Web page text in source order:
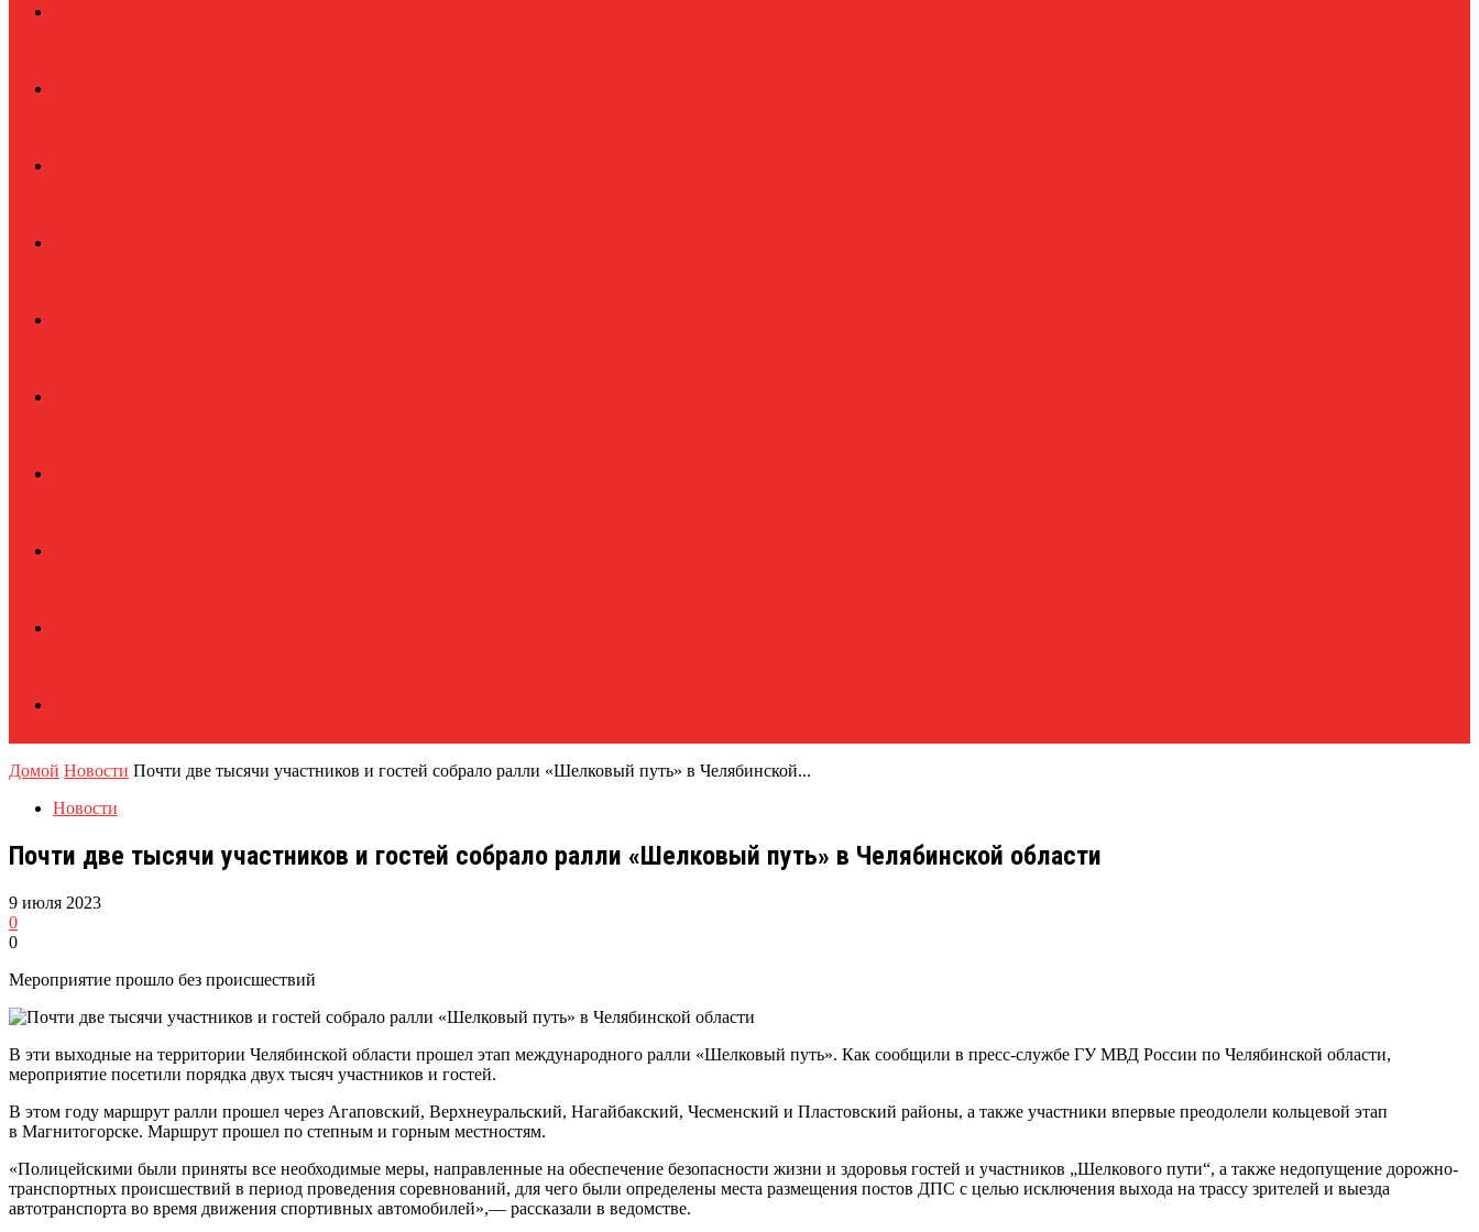
Домой Новости Почти две тысячи участников и гостей собрало ралли «Шелковый путь» в Челябинской...
Новости
Почти две тысячи участников и гостей собрало ралли «Шелковый путь» в Челябинской области
9 июля 2023
0
0
Мероприятие прошло без происшествий
В эти выходные на территории Челябинской области прошел этап международного ралли «Шелковый путь». Как сообщили в пресс-службе ГУ МВД России по Челябинской области,
мероприятие посетили порядка двух тысяч участников и гостей.
В этом году маршрут ралли прошел через Агаповский, Верхнеуральский, Нагайбакский, Чесменский и Пластовский районы, а также участники впервые преодолели кольцевой этап
в Магнитогорске. Маршрут прошел по степным и горным местностям.
«Полицейскими были приняты все необходимые меры, направленные на обеспечение безопасности жизни и здоровья гостей и участников „Шелкового пути“, а также недопущение дорожно-
транспортных происшествий в период проведения соревнований, для чего были определены места размещения постов ДПС с целью исключения выхода на трассу зрителей и выезда
автотранспорта во время движения спортивных автомобилей»,— рассказали в ведомстве.